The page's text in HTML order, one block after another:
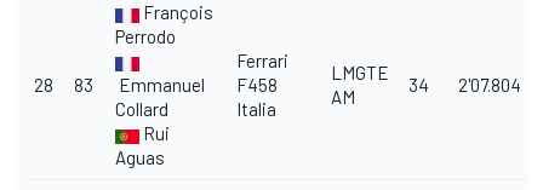
28 83
François
Perrodo
Emmanuel
Collard
Rui
Aguas
Ferrari
F458
Italia
LMGTE
AM
34 2'07.804